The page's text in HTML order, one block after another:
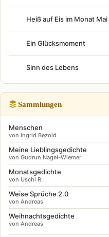
Heiß auf Eis im Monat Mai
Ein Glücksmoment
Sinn des Lebens
Sammlungen
Menschen
von Ingrid Bezold
Meine Lieblingsgedichte
von Gudrun Nagel-Wiemer
Monatsgedichte
von Uschi R.
Weise Sprüche 2.0
von Andreas
Weihnachtsgedichte
von Andreas